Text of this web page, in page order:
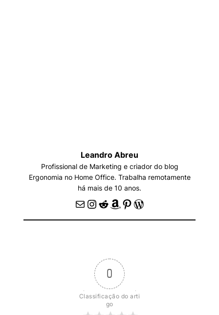
Leandro Abreu
Profissional de Marketing e criador do blog
Ergonomia no Home Office. Trabalha remotamente
há mais de 10 anos.
E-mail Instagram Reddit Amazon Pinterest WordPress
0
Classificação do arti
go